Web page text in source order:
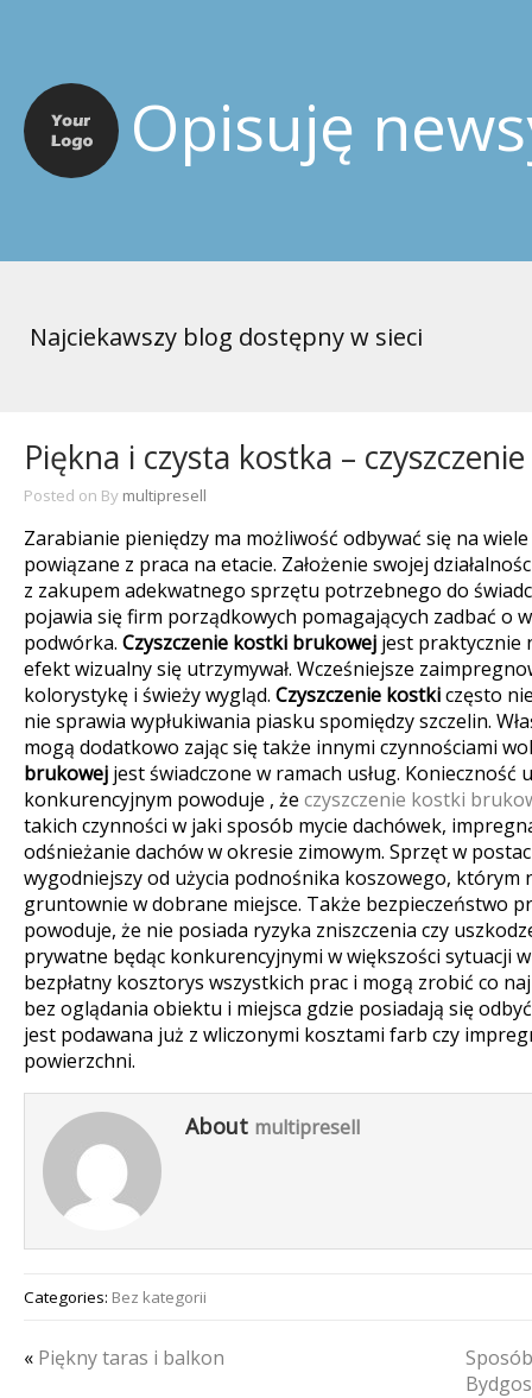
Opisuję
Najciekawszy blog dostępny w sieci
Piękna i czysta kostka –
Posted on By multipresell
Zarabianie pieniędzy ma możliwość odbywać się na
powiązane z praca na etacie. Założenie swojej
z zakupem adekwatnego sprzętu potrzebnego do
pojawia się firm porządkowych pomagających zadbać o
podwórka. Czyszczenie kostki brukowej jest praktycznie
efekt wizualny się utrzymywał. Wcześniejsze
kolorystykę i świeży wygląd. Czyszczenie kostkiczęsto
nie sprawia wypłukiwania piasku spomiędzy szczelin.
mogą dodatkowo zając się także innymi czynnościami
brukowej jest świadczone w ramach usług.
konkurencyjnym powoduje , że czyszczenie kostki
takich czynności w jaki sposób mycie dachówek,
odśnieżanie dachów w okresie zimowym. Sprzęt w
wygodniejszy od użycia podnośnika koszowego, którym
gruntownie w dobrane miejsce. Także bezpieczeństwo
powoduje, że nie posiada ryzyka zniszczenia czy
prywatne będąc konkurencyjnymi w większości sytuacji
bezpłatny kosztorys wszystkich prac i mogą zrobić co
bez oglądania obiektu i miejsca gdzie posiadają się
jest podawana już z wliczonymi kosztami farb czy
powierzchni.
About multipresell
Categories: Bez kategorii
« Piękny taras i balkon